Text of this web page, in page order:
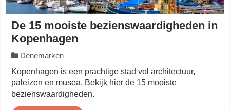
De 15 mooiste bezienswaardigheden in
Kopenhagen
Denemarken
Kopenhagen is een prachtige stad vol architectuur,
paleizen en musea. Bekijk hier de 15 mooiste
bezienswaardigheden.